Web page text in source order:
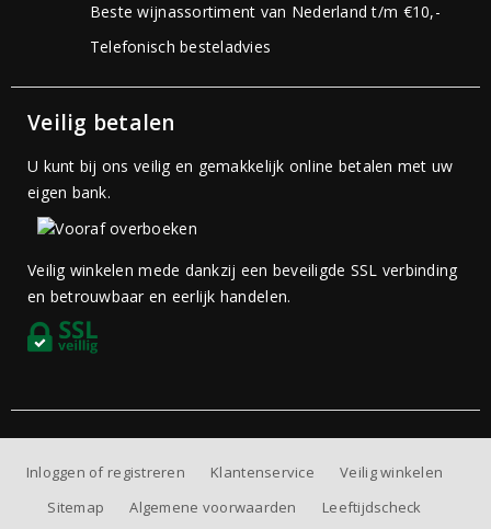
Beste wijnassortiment van Nederland t/m €10,-
Telefonisch besteladvies
Veilig betalen
U kunt bij ons veilig en gemakkelijk online betalen met uw
eigen bank.
Veilig winkelen mede dankzij een beveiligde SSL verbinding
en betrouwbaar en eerlijk handelen.
Inloggen of registreren Klantenservice
Veilig winkelen
Sitemap
Algemene voorwaarden Leeftijdscheck